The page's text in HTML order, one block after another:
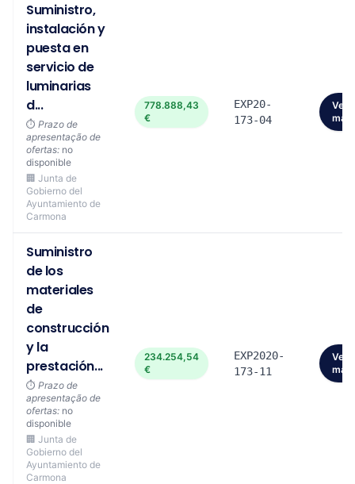
Suministro,
instalación y
puesta en
servicio de
luminarias
d...
⏱️ Prazo de
apresentação de
ofertas: no
disponible
🏢 Junta de
Gobierno del
Ayuntamiento de
Carmona
778.888,43
€
EXP20-
173-04
Ver
mais
Suministro
de los
materiales
de
construcción
y la
prestación...
⏱️ Prazo de
apresentação de
ofertas: no
disponible
🏢 Junta de
Gobierno del
Ayuntamiento de
Carmona
234.254,54
€
EXP2020-
173-11
Ver
mais